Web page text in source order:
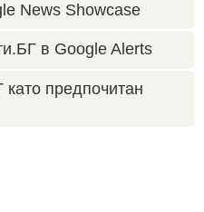
News Showcase
в Google Alerts
предпочитан